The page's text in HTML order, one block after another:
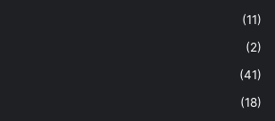
(11)
(2)
(41)
(18)